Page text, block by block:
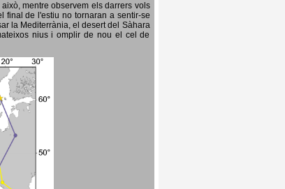
això, mentre observem els darrers vols
final de l'estiu no tornaran a sentir-se
la Mediterrània, el desert del Sàhara
nius i omplir de nou el cel de